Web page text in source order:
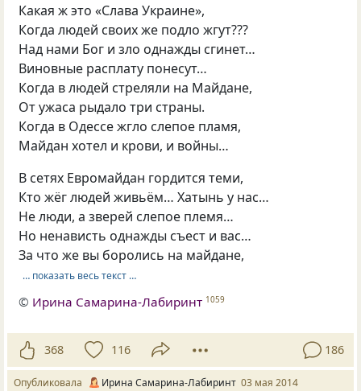
Какая ж это «Слава Украине»,
Когда людей своих же подло жгут???
Над нами Бог и зло однажды сгинет…
Виновные расплату понесут…
Когда в людей стреляли на Майдане,
От ужаса рыдало три страны.
Когда в Одессе жгло слепое пламя,
Майдан хотел и крови, и войны…
В сетях Евромайдан гордится теми,
Кто жёг людей живьём… Хатынь у нас…
Не люди, а зверей слепое племя…
Но ненависть однажды съест и вас…
За что же вы боролись на майдане,
… показать весь текст …
© Ирина Самарина-Лабиринт 1059
368 116 186
Опубликовала Ирина Самарина-Лабиринт 03 мая 2014